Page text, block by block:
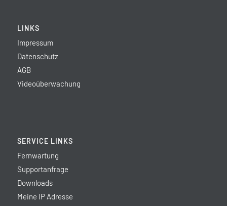
LINKS
Impressum
Datenschutz
AGB
Videoüberwachung
SERVICE LINKS
Fernwartung
Supportanfrage
Downloads
Meine IP Adresse